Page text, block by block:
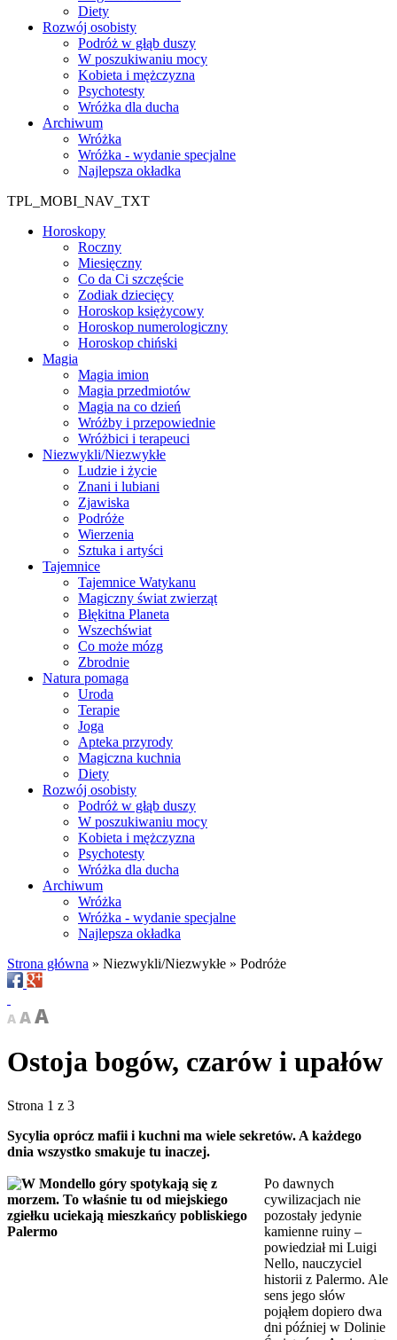
Diety
Rozwój osobisty
Podróż w głąb duszy
W poszukiwaniu mocy
Kobieta i mężczyzna
Psychotesty
Wróżka dla ducha
Archiwum
Wróżka
Wróżka - wydanie specjalne
Najlepsza okładka
TPL_MOBI_NAV_TXT
Horoskopy
Roczny
Miesięczny
Co da Ci szczęście
Zodiak dziecięcy
Horoskop księżycowy
Horoskop numerologiczny
Horoskop chiński
Magia
Magia imion
Magia przedmiotów
Magia na co dzień
Wróżby i przepowiednie
Wróżbici i terapeuci
Niezwykli/Niezwykłe
Ludzie i życie
Znani i lubiani
Zjawiska
Podróże
Wierzenia
Sztuka i artyści
Tajemnice
Tajemnice Watykanu
Magiczny świat zwierząt
Błękitna Planeta
Wszechświat
Co może mózg
Zbrodnie
Natura pomaga
Uroda
Terapie
Joga
Apteka przyrody
Magiczna kuchnia
Diety
Rozwój osobisty
Podróż w głąb duszy
W poszukiwaniu mocy
Kobieta i mężczyzna
Psychotesty
Wróżka dla ducha
Archiwum
Wróżka
Wróżka - wydanie specjalne
Najlepsza okładka
Strona główna » Niezwykli/Niezwykłe » Podróże
Ostoja bogów, czarów i upałów
Strona 1 z 3
Sycylia oprócz mafii i kuchni ma wiele sekretów. A każdego
dnia wszystko smakuje tu inaczej.
Po dawnych
cywilizacjach nie
pozostały jedynie
kamienne ruiny –
powiedział mi Luigi
Nello, nauczyciel
historii z Palermo. Ale
sens jego słów
pojąłem dopiero dwa
dni później w Dolinie